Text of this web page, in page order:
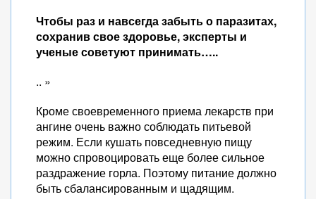
Чтобы раз и навсегда забыть о паразитах,
сохранив свое здоровье, эксперты и
ученые советуют принимать…..
.. »
Кроме своевременного приема лекарств при
ангине очень важно соблюдать питьевой
режим. Если кушать повседневную пищу
можно спровоцировать еще более сильное
раздражение горла. Поэтому питание должно
быть сбалансированным и щадящим.